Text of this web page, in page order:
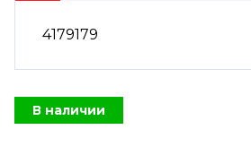
4179179
В наличии